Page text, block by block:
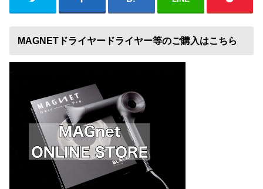
MAGNETドライヤードライヤー等のご購入はこちら